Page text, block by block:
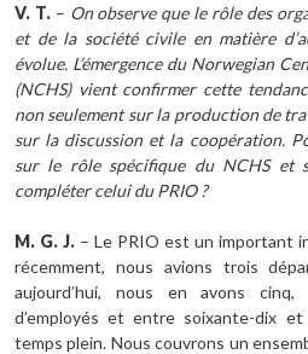
V. T.– On observe que le rôle des
et de la société civile en matière
évolue. L’émergence du Norwegian
(NCHS) vient confirmer cette
non seulement sur la production de
sur la discussion et la coopération.
sur le rôle spécifique du NCHS et
compléter celui du PRIO ?
M. G. J. – Le PRIO est un important
récemment, nous avions trois
aujourd’hui, nous en avons
d’employés et entre soixante-dix
temps plein. Nous couvrons un